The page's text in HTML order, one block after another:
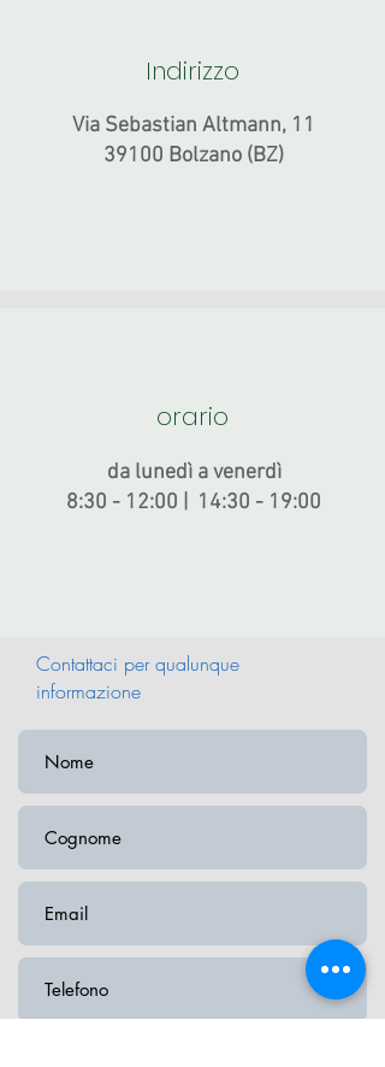
Indirizzo
Via Sebastian Altmann, 11
39100 Bolzano (BZ)
orario
da lunedì a venerdì
8:30 - 12:00 | 14:30 - 19:00
Contattaci per qualunque
informazione